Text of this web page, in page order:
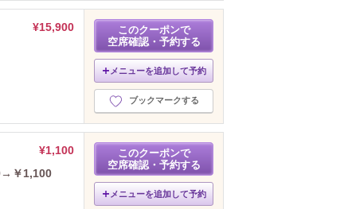
¥15,900
このクーポンで
空席確認・予約する
メニューを追加して予約
ブックマークする
¥1,100
￥1,100
このクーポンで
空席確認・予約する
メニューを追加して予約